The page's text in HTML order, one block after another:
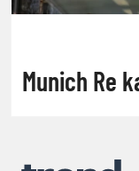
Munich Re